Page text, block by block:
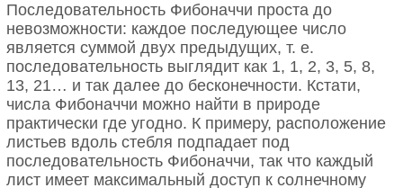
Последовательность Фибоначчи проста до
невозможности: каждое последующее число
является суммой двух предыдущих, т. е.
последовательность выглядит как 1, 1, 2, 3, 5, 8,
13, 21… и так далее до бесконечности. Кстати,
числа Фибоначчи можно найти в природе
практически где угодно. К примеру, расположение
листьев вдоль стебля подпадает под
последовательность Фибоначчи, так что каждый
лист имеет максимальный доступ к солнечному